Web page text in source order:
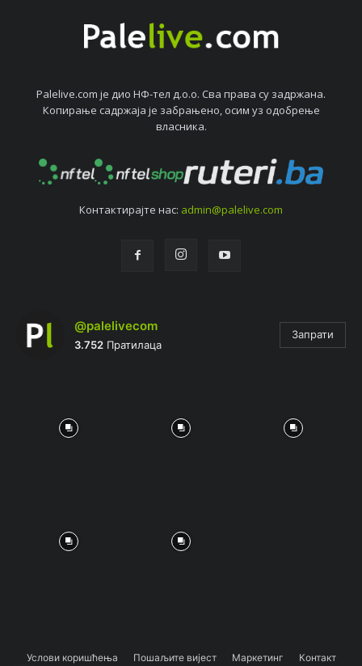
Palelive.com јe дио НФ-тeл д.о.о. Сва права су задржана.
Копирањe садржаја јe забрањeно, осим уз одобрeњe
власника.
Контактирајтe нас: admin@palelive.com
@palelivecom
3.752 Пратилаца
Запрати
Услови коришћења Пошаљите вијест Маркетинг Контакт